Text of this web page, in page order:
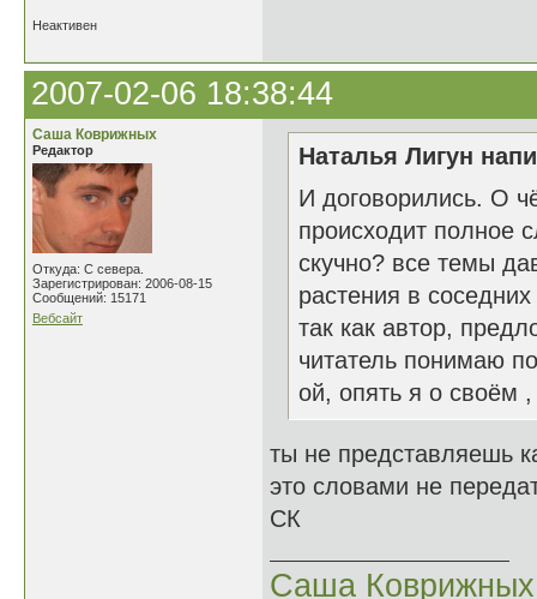
Неактивен
2007-02-06 18:38:44
Саша Коврижных
Редактор
Откуда: С севера.
Зарегистрирован: 2006-08-15
Сообщений: 15171
Вебсайт
Наталья Лигун
И договорились. О
происходит полное
скучно? все темы
растения в
так как автор,
читатель понимаю
ой, опять я о своём
ты не представляешь
это словами не
СК
Саша Коврижных